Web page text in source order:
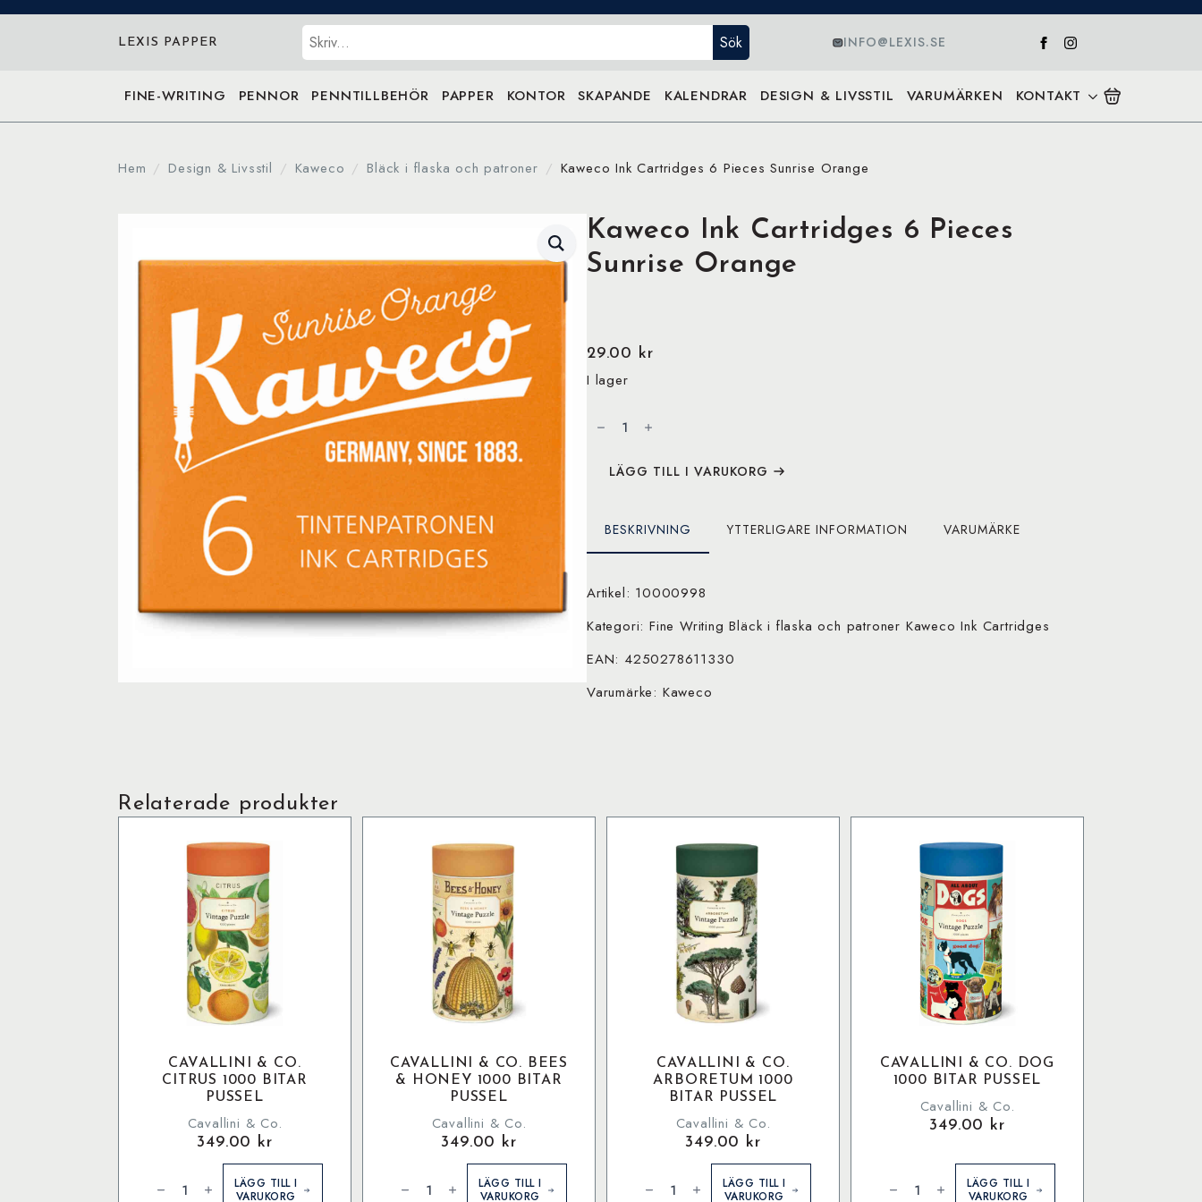
LEXIS PAPPER Sök Sök INFO@LEXIS.SE
FINE-WRITING PENNOR PENNTILLBEHÖR PAPPER KONTOR SKAPANDE KALENDRAR DESIGN & LIVSSTIL VARUMÄRKEN KONTAKT
Hem Design & Livsstil Kaweco Bläck i flaska och patroner Kaweco Ink Cartridges 6 Pieces Sunrise Orange
Kaweco Ink Cartridges 6 Pieces
Sunrise Orange
29.00 kr
I lager
Cartridges
Sunrise
LÄGG TILL I VARUKORG
BESKRIVNING YTTERLIGARE INFORMATION VARUMÄRKE
Artikel: 10000998
Kategori: Fine Writing Bläck i flaska och patroner Kaweco Ink Cartridges
EAN: 4250278611330
Varumärke: Kaweco
Relaterade produkter
CAVALLINI & CO.
CITRUS 1000 BITAR
PUSSEL
Cavallini & Co.
349.00 kr
Co.
LÄGG TILL I
VARUKORG
CAVALLINI & CO. BEES
& HONEY 1000 BITAR
PUSSEL
Cavallini & Co.
349.00 kr
Co.
LÄGG TILL I
VARUKORG
CAVALLINI & CO.
ARBORETUM 1000
BITAR PUSSEL
Cavallini & Co.
349.00 kr
Co.
LÄGG TILL I
VARUKORG
CAVALLINI & CO. DOG
1000 BITAR PUSSEL
Cavallini & Co.
349.00 kr
Co.
LÄGG TILL I
VARUKORG